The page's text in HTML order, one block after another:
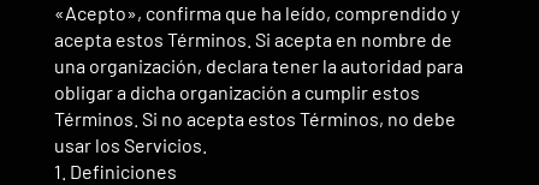
«Acepto», confirma que ha leído, comprendido y
acepta estos Términos. Si acepta en nombre de
una organización, declara tener la autoridad para
obligar a dicha organización a cumplir estos
Términos. Si no acepta estos Términos, no debe
usar los Servicios.
1. Definiciones